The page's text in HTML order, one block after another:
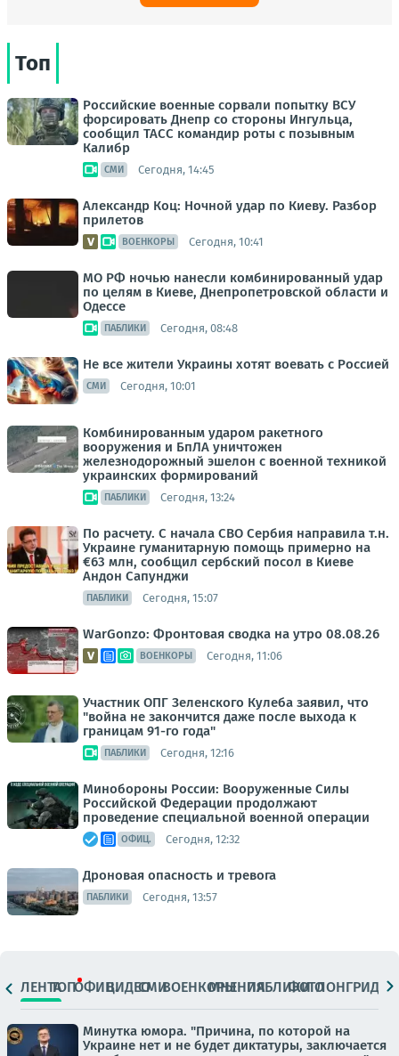
Топ
Российские военные сорвали попытку ВСУ
форсировать Днепр со стороны Ингульца,
сообщил ТАСС командир роты с позывным
Калибр
СМИ Сегодня, 14:45
Александр Коц: Ночной удар по Киеву. Разбор
прилетов
ВОЕНКОРЫ Сегодня, 10:41
МО РФ ночью нанесли комбинированный удар
по целям в Киеве, Днепропетровской области и
Одессе
ПАБЛИКИ Сегодня, 08:48
Не все жители Украины хотят воевать с Россией
СМИ Сегодня, 10:01
Комбинированным ударом ракетного
вооружения и БпЛА уничтожен
железнодорожный эшелон с военной техникой
украинских формирований
ПАБЛИКИ Сегодня, 13:24
По расчету. С начала СВО Сербия направила т.н.
Украине гуманитарную помощь примерно на
€63 млн, сообщил сербский посол в Киеве
Андон Сапунджи
ПАБЛИКИ Сегодня, 15:07
WarGonzo: Фронтовая сводка на утро 08.08.26
ВОЕНКОРЫ Сегодня, 11:06
Участник ОПГ Зеленского Кулеба заявил, что
"война не закончится даже после выхода к
границам 91-го года"
ПАБЛИКИ Сегодня, 12:16
Минобороны России: Вооруженные Силы
Российской Федерации продолжают
проведение специальной военной операции
ОФИЦ. Сегодня, 12:32
Дроновая опасность и тревога
ПАБЛИКИ Сегодня, 13:57
ЛЕНТАТОПОФИЦ.ВИДЕОСМИВОЕНКОРЫМНЕНИЯПАБЛИКИ
ФОТОЛОНГРИДЫ
Минутка юмора. "Причина, по которой на
Украине нет и не будет диктатуры, заключается